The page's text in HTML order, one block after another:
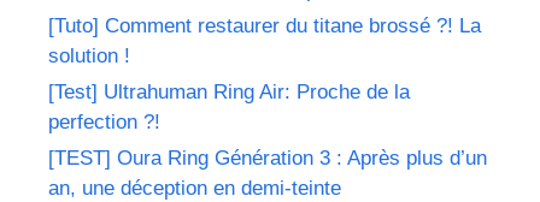
[Tuto] Comment restaurer du titane brossé ?! La
solution !
[Test] Ultrahuman Ring Air: Proche de la
perfection ?!
[TEST] Oura Ring Génération 3 : Après plus d’un
an, une déception en demi-teinte